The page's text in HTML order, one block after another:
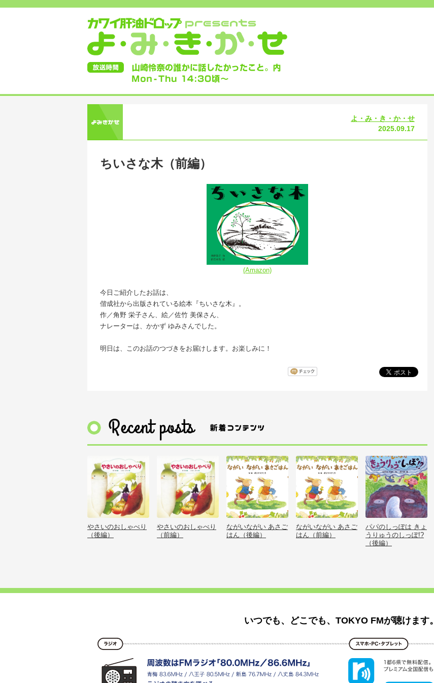
よ・み・き・か・せ
2025.09.17
ちいさな木（前編）
(Amazon)
今日ご紹介したお話は、
偕成社から出版されている絵本『ちいさな木』。
作／角野 栄子さん、絵／佐竹 美保さん、
ナレーターは、かかず ゆみさんでした。
明日は、このお話のつづきをお届けします。お楽しみに！
やさいのおしゃべり
（後編）
やさいのおしゃべり
（前編）
ながいながい あさご
はん（後編）
ながいながい あさご
はん（前編）
パパのしっぽは きょ
うりゅうのしっぽ!?
（後編）
いつでも、どこでも、TOKYO FMが聴けます。